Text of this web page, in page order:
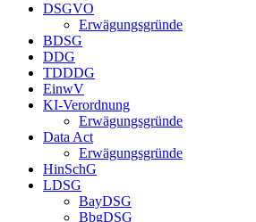
DSGVO
Erwägungsgründe
BDSG
DDG
TDDDG
EinwV
KI-Verordnung
Erwägungsgründe
Data Act
Erwägungsgründe
HinSchG
LDSG
BayDSG
BbgDSG